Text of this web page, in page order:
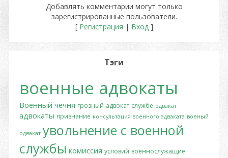
Добавлять комментарии могут только
зарегистрированные пользователи.
[ Регистрация | Вход]
Тэги
военные адвокаты
Военный чечня грозный адвокат службе одвакат
адвокаты признание консультация военного адваката военый
одвакат увольнение с военной
службы комиссия условий военнослужащие